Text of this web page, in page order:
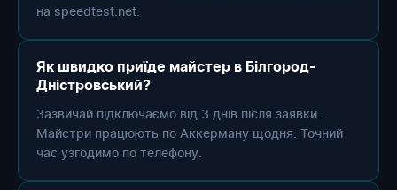
на speedtest.net.
Як швидко приїде майстер в Білгород-
Дністровський?
Зазвичай підключаємо від 3 днів після заявки.
Майстри працюють по Аккерману щодня. Точний
час узгодимо по телефону.